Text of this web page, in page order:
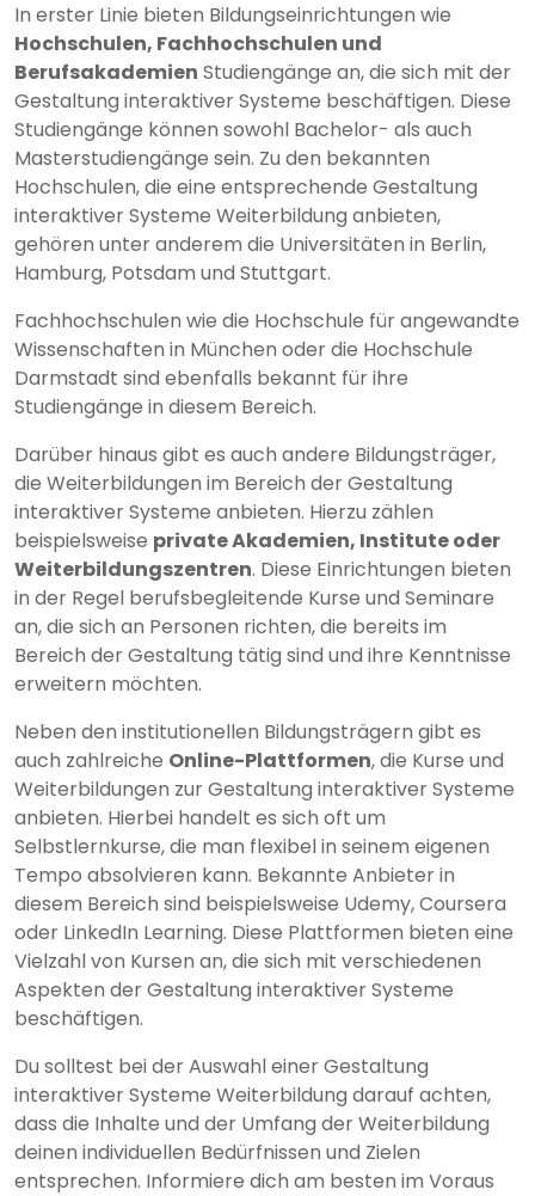
In erster Linie bieten Bildungseinrichtungen wie
Hochschulen, Fachhochschulen und
Berufsakademien Studiengänge an, die sich mit der
Gestaltung interaktiver Systeme beschäftigen. Diese
Studiengänge können sowohl Bachelor- als auch
Masterstudiengänge sein. Zu den bekannten
Hochschulen, die eine entsprechende Gestaltung
interaktiver Systeme Weiterbildung anbieten,
gehören unter anderem die Universitäten in Berlin,
Hamburg, Potsdam und Stuttgart.
Fachhochschulen wie die Hochschule für angewandte
Wissenschaften in München oder die Hochschule
Darmstadt sind ebenfalls bekannt für ihre
Studiengänge in diesem Bereich.
Darüber hinaus gibt es auch andere Bildungsträger,
die Weiterbildungen im Bereich der Gestaltung
interaktiver Systeme anbieten. Hierzu zählen
beispielsweise private Akademien, Institute oder
Weiterbildungszentren. Diese Einrichtungen bieten
in der Regel berufsbegleitende Kurse und Seminare
an, die sich an Personen richten, die bereits im
Bereich der Gestaltung tätig sind und ihre Kenntnisse
erweitern möchten.
Neben den institutionellen Bildungsträgern gibt es
auch zahlreiche Online-Plattformen, die Kurse und
Weiterbildungen zur Gestaltung interaktiver Systeme
anbieten. Hierbei handelt es sich oft um
Selbstlernkurse, die man flexibel in seinem eigenen
Tempo absolvieren kann. Bekannte Anbieter in
diesem Bereich sind beispielsweise Udemy, Coursera
oder LinkedIn Learning. Diese Plattformen bieten eine
Vielzahl von Kursen an, die sich mit verschiedenen
Aspekten der Gestaltung interaktiver Systeme
beschäftigen.
Du solltest bei der Auswahl einer Gestaltung
interaktiver Systeme Weiterbildung darauf achten,
dass die Inhalte und der Umfang der Weiterbildung
deinen individuellen Bedürfnissen und Zielen
entsprechen. Informiere dich am besten im Voraus